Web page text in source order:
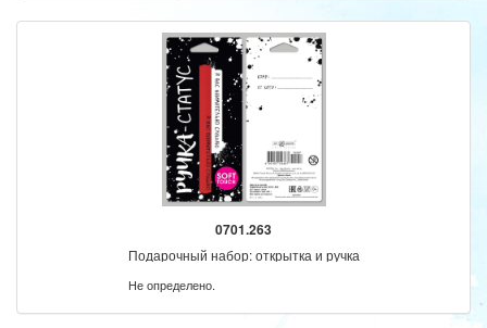
0701.263
Подарочный набор: открытка и ручка
Не определено.